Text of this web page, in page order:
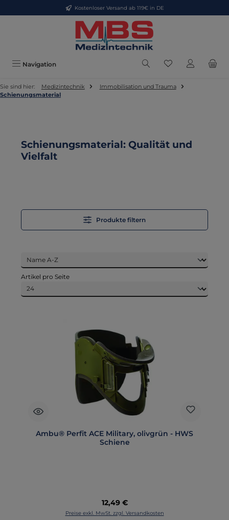
Zum Hauptinhalt springenKostenloser Versand ab 119€ in DE
Navigation Du hast 0
Sie sind hier: Medizintechnik
Immobilisation und Trauma
Schienungsmaterial
Schienungsmaterial: Qualität und
Vielfalt
Produkte filtern
Artikel pro Seite
Ambu® Perfit ACE Military, olivgrün - HWS
Schiene
Regulärer Preis:
12,49 €
Preise exkl. MwSt. zzgl. Versandkosten